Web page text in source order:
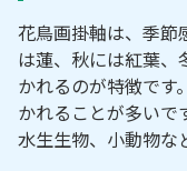
花鳥画掛軸は、季節
は蓮、秋には紅葉、
かれるのが特徴です
かれることが多いで
水生生物、小動物な